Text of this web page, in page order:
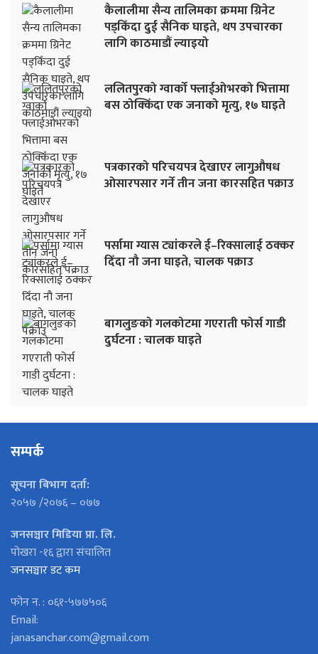
कैलालीमा सैन्य तालिमका क्रममा ग्रिनेट
पड्किँदा दुई सैनिक घाइते, थप उपचारका
लागि काठमाडौं ल्याइयो
ललितपुरको ग्वार्को फ्लाईओभरको भित्तामा
बस ठोक्किँदा एक जनाको मृत्यु, १७ घाइते
पत्रकारको परिचयपत्र देखाएर लागुऔषध
ओसारपसार गर्ने तीन जना कारसहित पक्राउ
पर्सामा ग्यास ट्यांकरले ई–रिक्सालाई ठक्कर
दिँदा नौ जना घाइते, चालक पक्राउ
बागलुङको गलकोटमा गएराती फोर्स गाडी
दुर्घटना : चालक घाइते
सम्पर्क
सूचना बिभाग दर्ता:
२०५७ /२०७६ – ०७७
जनसञ्चार मिडिया प्रा. लि.
पोखरा -१६ द्वारा संचालित
जनसञ्चार डट कम
फोन न. : ०६१-५७७५०६
Email:
janasanchar.com@gmail.com